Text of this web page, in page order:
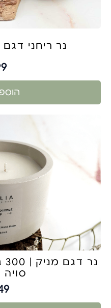
נר ריחני דגם לוסי |